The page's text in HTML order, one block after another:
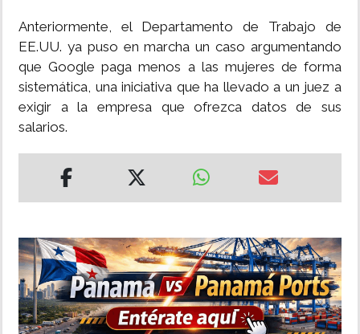
Anteriormente, el Departamento de Trabajo de
EE.UU. ya puso en marcha un caso argumentando
que Google paga menos a las mujeres de forma
sistemática, una iniciativa que ha llevado a un juez a
exigir a la empresa que ofrezca datos de sus
salarios.